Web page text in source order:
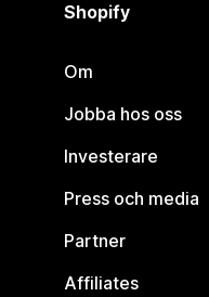
Shopify
Om
Jobba hos oss
Investerare
Press och media
Partner
Affiliates